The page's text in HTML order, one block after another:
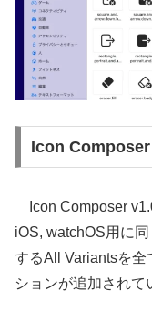
Icon Composer
Icon Composer
iOS, watchOS用に
するAll Variantsを全
ションが追加されて